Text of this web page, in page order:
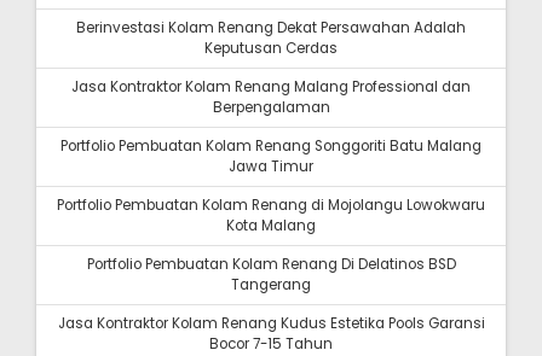
Berinvestasi Kolam Renang Dekat Persawahan Adalah
Keputusan Cerdas
Jasa Kontraktor Kolam Renang Malang Professional dan
Berpengalaman
Portfolio Pembuatan Kolam Renang Songgoriti Batu Malang
Jawa Timur
Portfolio Pembuatan Kolam Renang di Mojolangu Lowokwaru
Kota Malang
Portfolio Pembuatan Kolam Renang Di Delatinos BSD
Tangerang
Jasa Kontraktor Kolam Renang Kudus Estetika Pools Garansi
Bocor 7-15 Tahun